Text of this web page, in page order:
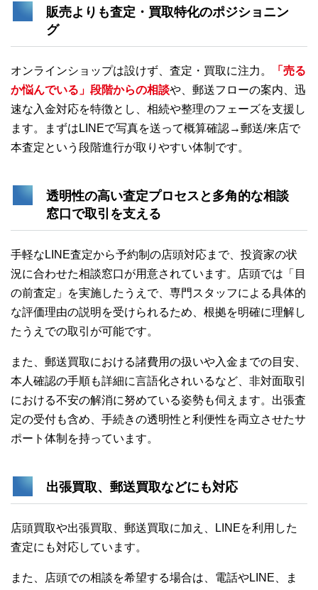
販売よりも査定・買取特化のポジショニン
グ
オンラインショップは設けず、査定・買取に注力。
「売る
か悩んでいる」段階からの相談や、郵送フローの案内、迅
速な入金対応を特徴とし、相続や整理のフェーズを支援し
ます。まずはLINEで写真を送って概算確認→郵送/来店で
本査定という段階進行が取りやすい体制です。
透明性の高い査定プロセスと多角的な相談
窓口で取引を支える
手軽なLINE査定から予約制の店頭対応まで、投資家の状
況に合わせた相談窓口が用意されています。店頭では「目
の前査定」を実施したうえで、専門スタッフによる具体的
な評価理由の説明を受けられるため、根拠を明確に理解し
たうえでの取引が可能です。
また、郵送買取における諸費用の扱いや入金までの目安、
本人確認の手順も詳細に言語化されいるなど、非対面取引
における不安の解消に努めている姿勢も伺えます。出張査
定の受付も含め、手続きの透明性と利便性を両立させたサ
ポート体制を持っています。
出張買取、郵送買取などにも対応
店頭買取や出張買取、郵送買取に加え、LINEを利用した
査定にも対応しています。
また、店頭での相談を希望する場合は、電話やLINE、ま